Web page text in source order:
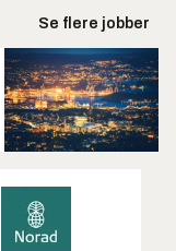
Se flere jobber